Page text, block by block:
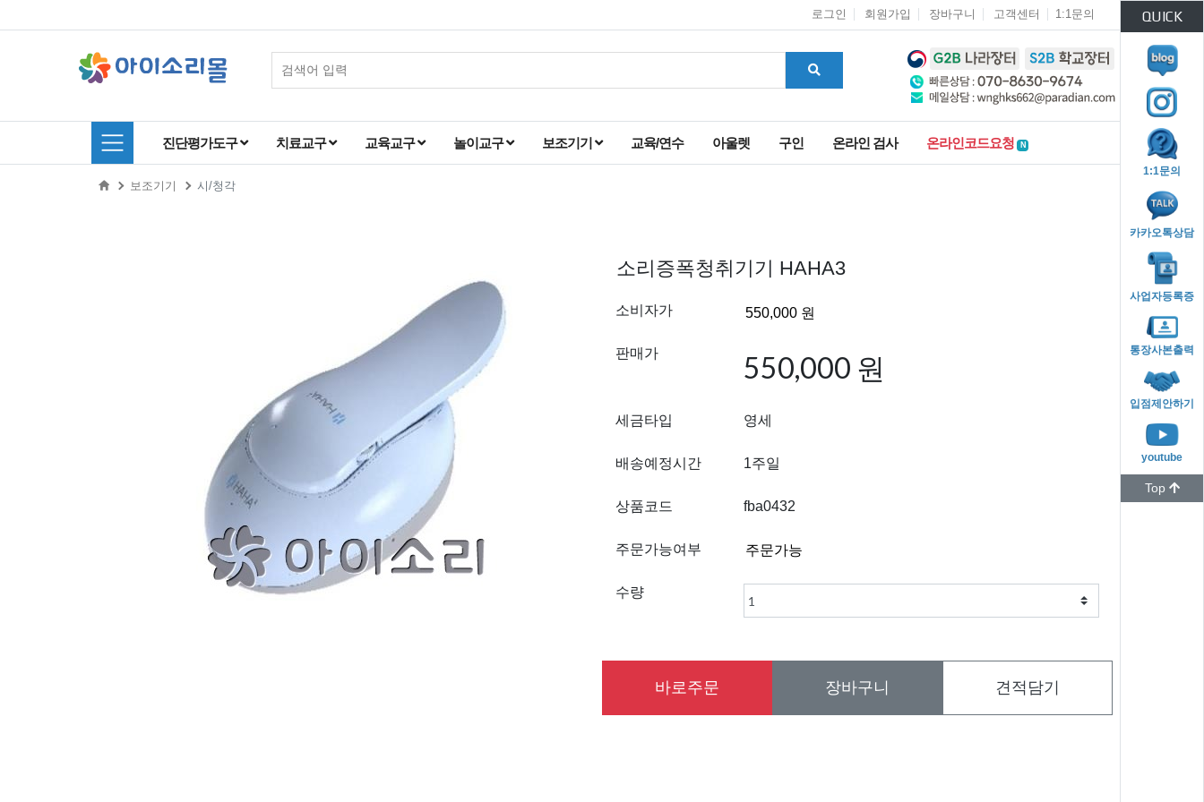
QUICK
1:1문의
카카오톡상담
사업자등록증
통장사본출력
입점제안하기
youtube
Top
로그인 회원가입 장바구니 고객센터 1:1문의
진단평가도구 치료교구 교육교구 놀이교구 보조기기 교육/연수 아울렛 구인 온라인 검사 온라인코드요청 N
보조기기 시/청각
소리증폭청취기기 HAHA3
소비자가
판매가 550,000 원
세금타입 영세
배송예정시간 1주일
상품코드 fba0432
주문가능여부
수량
바로주문 장바구니 견적담기